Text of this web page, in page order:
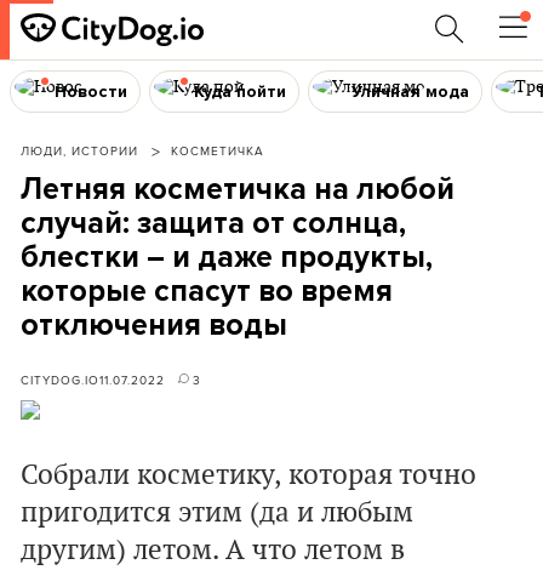
Новости Куда пойти Уличная мода
ЛЮДИ, ИСТОРИИ КОСМЕТИЧКА
Летняя косметичка на любой
случай: защита от солнца,
блестки – и даже продукты,
которые спасут во время
отключения воды
CITYDOG.IO11.07.2022 3
Собрали косметику, которая точно
пригодится этим (да и любым
другим) летом. А что летом в